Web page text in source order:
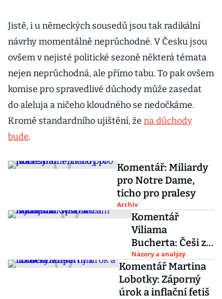
Jistě, i u německých sousedů jsou tak radikální
návrhy momentálně neprůchodné. V Česku jsou
ovšem v nejisté politické sezoně některá témata
nejen neprůchodná, ale přímo tabu. To pak ovšem
komise pro spravedlivé důchody může zasedat
do aleluja a ničeho kloudného se nedočkáme.
Kromě standardního ujištění, že na důchody
bude.
Komentář: Miliardy
pro Notre Dame,
ticho pro pralesy
Archiv
Komentář
Viliama
Bucherta: Češi za
vším mylně vidí
spiknutí a
zlodějinu
Názory a analýzy
Komentář Martina
Lobotky: Záporný
úrok a inflační fetiš